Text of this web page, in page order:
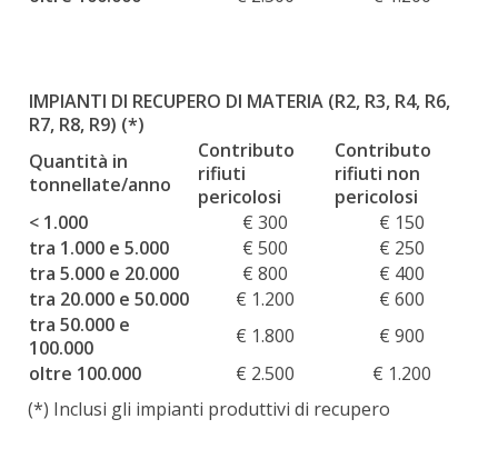
IMPIANTI DI RECUPERO DI MATERIA (R2, R3, R4, R6,
R7, R8, R9) (*)
Quantità in
tonnellate/anno
Contributo
rifiuti
pericolosi
Contributo
rifiuti non
pericolosi
< 1.000
€ 300
€ 150
tra 1.000 e 5.000
€ 500
€ 250
tra 5.000 e 20.000
€ 800
€ 400
tra 20.000 e 50.000
€ 1.200
€ 600
tra 50.000 e
100.000
€ 1.800
€ 900
oltre 100.000
€ 2.500
€ 1.200
(*) Inclusi gli impianti produttivi di recupero